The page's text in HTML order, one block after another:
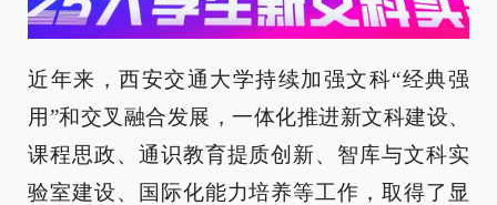
近年来，西安交通大学持续加强文科“经典强
用”和交叉融合发展，一体化推进新文科建设、
课程思政、通识教育提质创新、智库与文科实
验室建设、国际化能力培养等工作，取得了显